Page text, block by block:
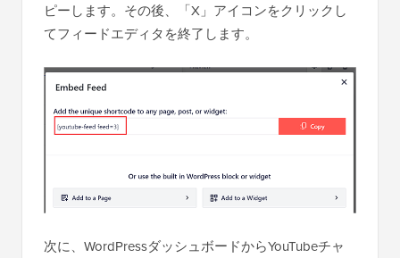
ピーします。その後、「X」アイコンをクリックし
てフィードエディタを終了します。
次に、WordPressダッシュボードからYouTubeチャ